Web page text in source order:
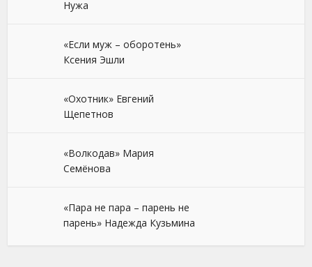
Нужа
«Если муж – оборотень»
Ксения Эшли
«Охотник» Евгений
Щепетнов
«Волкодав» Мария
Семёнова
«Пара не пара – парень не
парень» Надежда Кузьмина